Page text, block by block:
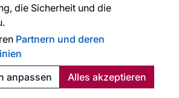
die Sicherheit und die
Partnern und deren
anpassen
Alles akzeptieren